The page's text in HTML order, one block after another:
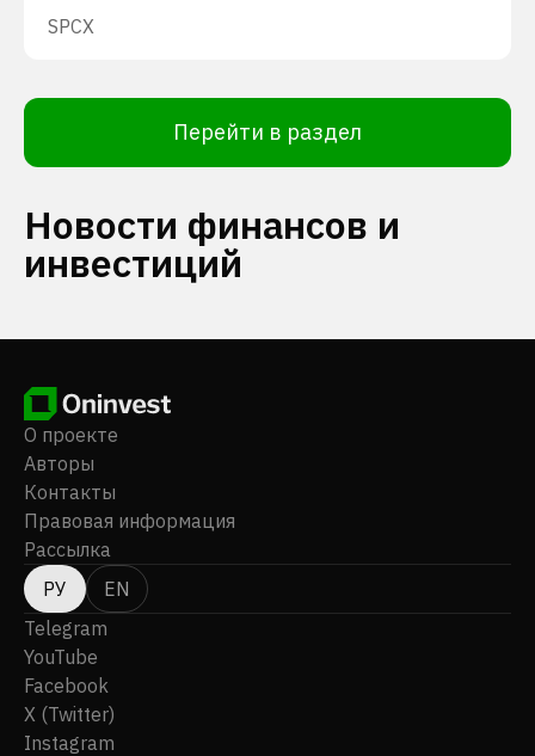
SPCX
Перейти в раздел
Новости финансов и
инвестиций
О проекте
Авторы
Контакты
Правовая информация
Рассылка
РУ
EN
Telegram
YouTube
Facebook
X (Twitter)
Instagram